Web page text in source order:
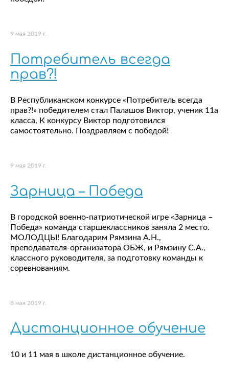
9 мая 2019 г.
Потребитель всегда
прав?!
В Республиканском конкурсе «Потребитель всегда
прав?!» победителем стал Палашов Виктор, ученик 11а
класса, К конкурсу Виктор подготовился
самостоятельно. Поздравляем с победой!
9 мая 2019 г.
Зарница – Победа
В городской военно-патриотической игре «Зарница –
Победа» команда старшеклассников заняла 2 место.
МОЛОДЦЫ! Благодарим Рямзина А.Н.,
преподавателя-организатора ОБЖ, и Рямзину С.А.,
классного руководителя, за подготовку команды к
соревнованиям.
8 мая 2019 г.
Дистанционное обучение
10 и 11 мая в школе дистанционное обучение.